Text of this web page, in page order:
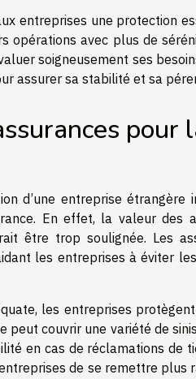
entreprises une protection
opérations avec plus de
soigneusement ses
assurer sa stabilité et sa
pour
d’une entreprise
En effet, la valeur des
être trop soulignée. Les
les entreprises à éviter
les entreprises
peut couvrir une variété de
en cas de réclamations de
de se remettre plus